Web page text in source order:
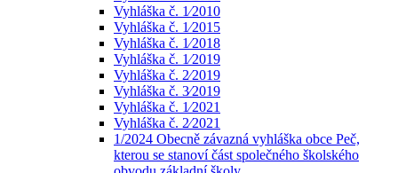
Vyhláška č. 1⁄2010
Vyhláška č. 1⁄2015
Vyhláška č. 1⁄2018
Vyhláška č. 1⁄2019
Vyhláška č. 2⁄2019
Vyhláška č. 3⁄2019
Vyhláška č. 1⁄2021
Vyhláška č. 2⁄2021
1/2024 Obecně závazná vyhláška obce Peč,
kterou se stanoví část společného školského